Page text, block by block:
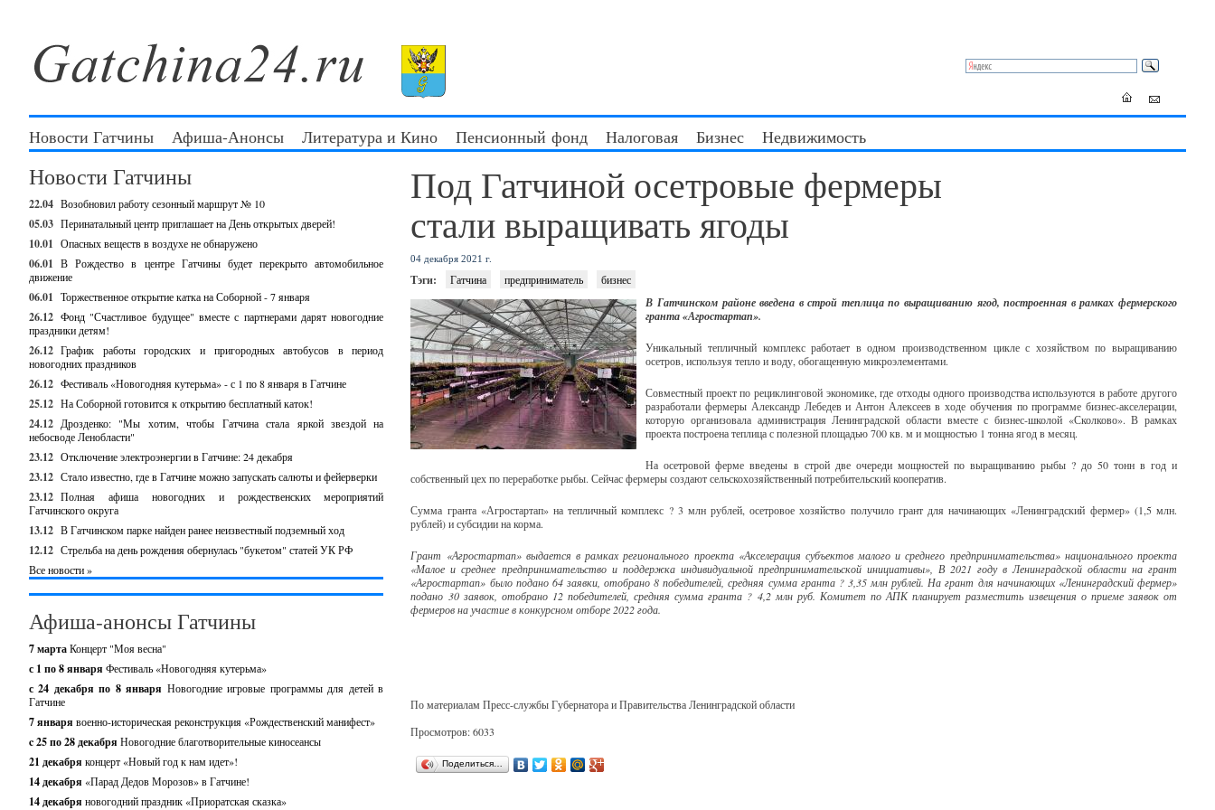
Новости Гатчины Афиша-Анонсы Литература и Кино Пенсионный фонд Налоговая Бизнес Недвижимость
Новости Гатчины
22.04 Возобновил работу сезонный маршрут № 10
05.03 Перинатальный центр приглашает на День открытых дверей!
10.01 Опасных веществ в воздухе не обнаружено
06.01 В Рождество в центре Гатчины будет перекрыто автомобильное
движение
06.01 Торжественное открытие катка на Соборной - 7 января
26.12 Фонд "Счастливое будущее" вместе с партнерами дарят новогодние
праздники детям!
26.12 График работы городских и пригородных автобусов в период
новогодних праздников
26.12 Фестиваль «Новогодняя кутерьма» - с 1 по 8 января в Гатчине
25.12 На Соборной готовится к открытию бесплатный каток!
24.12 Дрозденко: "Мы хотим, чтобы Гатчина стала яркой звездой на
небосводе Ленобласти"
23.12 Отключение электроэнергии в Гатчине: 24 декабря
23.12 Стало известно, где в Гатчине можно запускать салюты и фейерверки
23.12 Полная афиша новогодних и рождественских мероприятий
Гатчинского округа
13.12 В Гатчинском парке найден ранее неизвестный подземный ход
12.12 Стрельба на день рождения обернулась "букетом" статей УК РФ
Все новости »
Афиша-анонсы Гатчины
7 мартаКонцерт "Моя весна"
с 1 по 8 января Фестиваль «Новогодняя кутерьма»
с 24 декабря по 8 января Новогодние игровые программы для детей в
Гатчине
7 января военно-историческая реконструкция «Рождественский манифест»
c 25 по 28 декабря Новогодние благотворительные киносеансы
21 декабря концерт «Новый год к нам идет»!
14 декабря «Парад Дедов Морозов» в Гатчине!
14 декабря новогодний праздник «Приоратская сказка»
Под Гатчиной осетровые фермеры
стали выращивать ягоды
04 декабря 2021 г.
Тэги: Гатчина предприниматель бизнес
В Гатчинском районе введена в строй теплица по выращиванию ягод, построенная в рамках фермерского
гранта «Агростартап».
Уникальный тепличный комплекс работает в одном производственном цикле с хозяйством по выращиванию
осетров, используя тепло и воду, обогащенную микроэлементами.
Совместный проект по рециклинговой экономике, где отходы одного производства используются в работе другого
разработали фермеры Александр Лебедев и Антон Алексеев в ходе обучения по программе бизнес-акселерации,
которую организовала администрация Ленинградской области вместе с бизнес-школой «Сколково». В рамках
проекта построена теплица с полезной площадью 700 кв. м и мощностью 1 тонна ягод в месяц.
На осетровой ферме введены в строй две очереди мощностей по выращиванию рыбы ? до 50 тонн в год и
собственный цех по переработке рыбы. Сейчас фермеры создают сельскохозяйственный потребительский кооператив.
Сумма гранта «Агростартап» на тепличный комплекс ? 3 млн рублей, осетровое хозяйство получило грант для начинающих «Ленинградский фермер» (1,5 млн.
рублей) и субсидии на корма.
Грант «Агростартап» выдается в рамках регионального проекта «Акселерация субъектов малого и среднего предпринимательства» национального проекта
«Малое и среднее предпринимательство и поддержка индивидуальной предпринимательской инициативы», В 2021 году в Ленинградской области на грант
«Агростартап» было подано 64 заявки, отобрано 8 победителей, средняя сумма гранта ? 3,35 млн рублей. На грант для начинающих «Ленинградский фермер»
подано 30 заявок, отобрано 12 победителей, средняя сумма гранта ? 4,2 млн руб. Комитет по АПК планирует разместить извещения о приеме заявок от
фермеров на участие в конкурсном отборе 2022 года.
По материалам Пресс-службы Губернатора и Правительства Ленинградской области
Просмотров: 6033
Поделиться…